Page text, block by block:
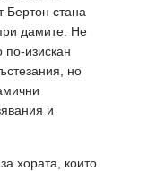
Бертон стана
дамите. Не
по-изискан
но
и
хората, които